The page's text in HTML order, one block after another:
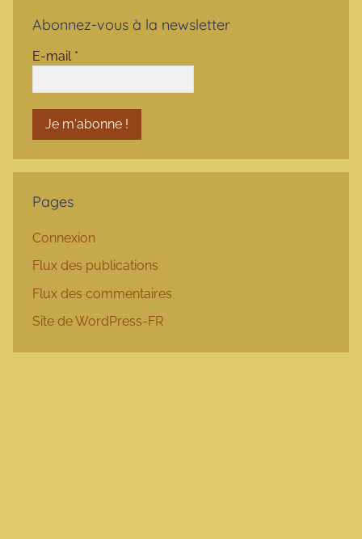
Abonnez-vous à la newsletter
E-mail *
Pages
Connexion
Flux des publications
Flux des commentaires
Site de WordPress-FR